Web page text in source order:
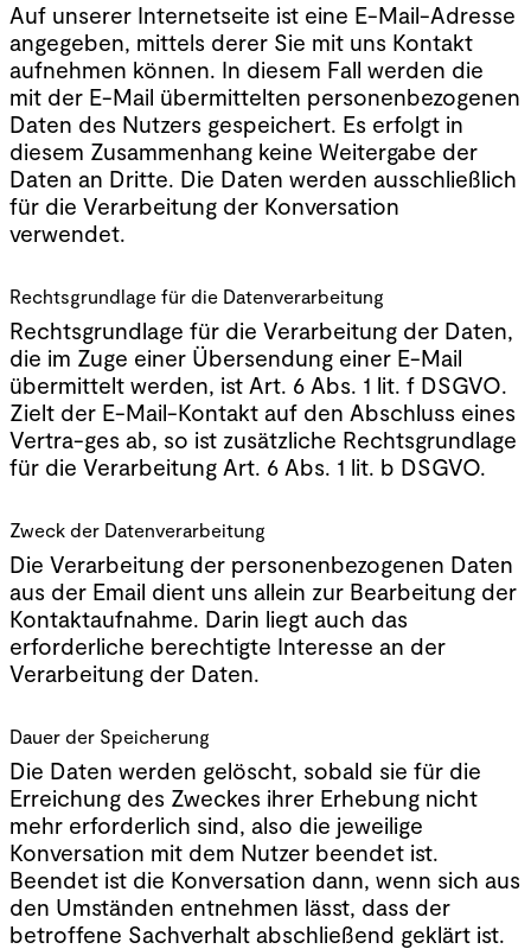
Auf unserer Internetseite ist eine E-Mail-Adresse
angegeben, mittels derer Sie mit uns Kontakt
aufnehmen können. In diesem Fall werden die
mit der E-Mail übermittelten personenbezogenen
Daten des Nutzers gespeichert. Es erfolgt in
diesem Zusammenhang keine Weitergabe der
Daten an Dritte. Die Daten werden ausschließlich
für die Verarbeitung der Konversation
verwendet.
Rechtsgrundlage für die Datenverarbeitung
Rechtsgrundlage für die Verarbeitung der Daten,
die im Zuge einer Übersendung einer E-Mail
übermittelt werden, ist Art. 6 Abs. 1 lit. f DSGVO.
Zielt der E-Mail-Kontakt auf den Abschluss eines
Vertra-ges ab, so ist zusätzliche Rechtsgrundlage
für die Verarbeitung Art. 6 Abs. 1 lit. b DSGVO.
Zweck der Datenverarbeitung
Die Verarbeitung der personenbezogenen Daten
aus der Email dient uns allein zur Bearbeitung der
Kontaktaufnahme. Darin liegt auch das
erforderliche berechtigte Interesse an der
Verarbeitung der Daten.
Dauer der Speicherung
Die Daten werden gelöscht, sobald sie für die
Erreichung des Zweckes ihrer Erhebung nicht
mehr erforderlich sind, also die jeweilige
Konversation mit dem Nutzer beendet ist.
Beendet ist die Konversation dann, wenn sich aus
den Umständen entnehmen lässt, dass der
betroffene Sachverhalt abschließend geklärt ist.